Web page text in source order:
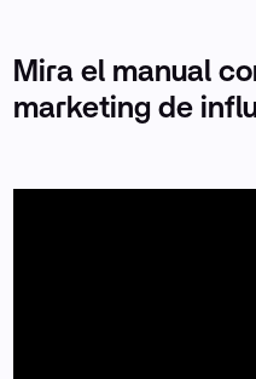
Mira el manual
marketing de